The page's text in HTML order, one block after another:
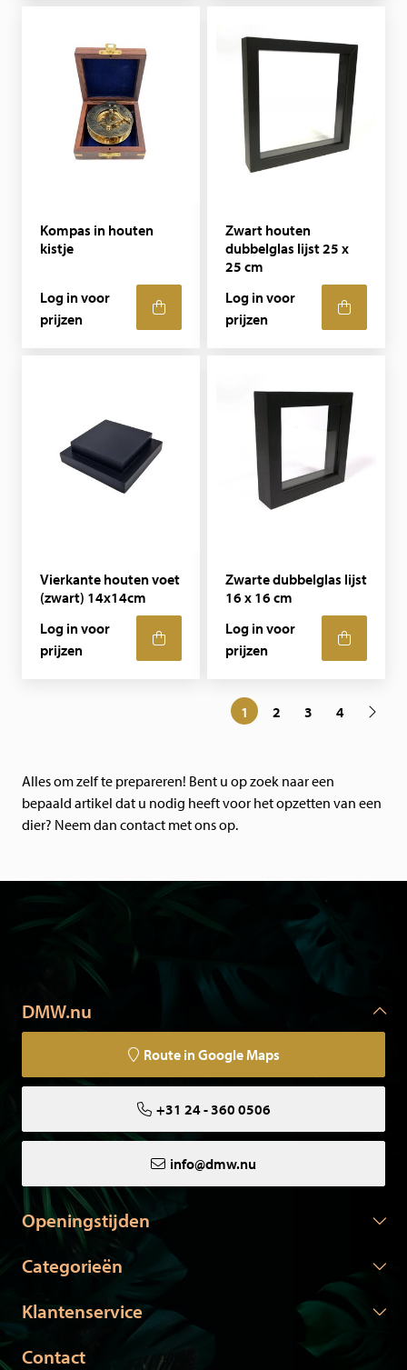
Kompas in houten
kistje
Log in voor
prijzen
Zwart houten
dubbelglas lijst 25 x
25 cm
Log in voor
prijzen
Vierkante houten voet
(zwart) 14x14cm
Log in voor
prijzen
Zwarte dubbelglas lijst
16 x 16 cm
Log in voor
prijzen
1 2 3 4
Alles om zelf te prepareren! Bent u op zoek naar een
bepaald artikel dat u nodig heeft voor het opzetten van een
dier? Neem dan contact met ons op.
DMW.nu
Route in Google Maps
+31 24 - 360 0506
info@dmw.nu
Openingstijden
Categorieën
Klantenservice
Contact